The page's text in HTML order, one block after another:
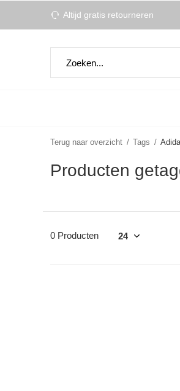
Altijd gratis retourneren
Terug naar overzicht Tags
Producten
0 Producten